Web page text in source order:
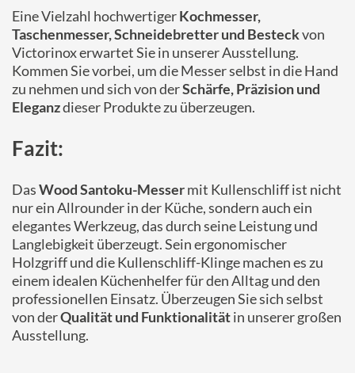
Eine Vielzahl hochwertigerKochmesser,
Taschenmesser, Schneidebretter und Besteckvon
Victorinox erwartet Sie in unserer Ausstellung.
Kommen Sie vorbei, um die Messer selbst in die Hand
zu nehmen und sich von derSchärfe, Präzision und
Eleganzdieser Produkte zu überzeugen.
Fazit:
DasWood Santoku-Messermit Kullenschliff ist nicht
nur ein Allrounder in der Küche, sondern auch ein
elegantes Werkzeug, das durch seine Leistung und
Langlebigkeit überzeugt. Sein ergonomischer
Holzgriff und die Kullenschliff-Klinge machen es zu
einem idealen Küchenhelfer für den Alltag und den
professionellen Einsatz. Überzeugen Sie sich selbst
von derQualität und Funktionalitätin unserer großen
Ausstellung.